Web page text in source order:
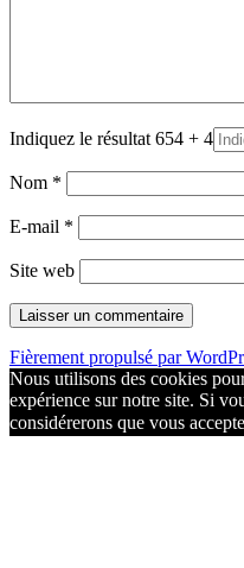
Indiquez le résultat 654 + 4
Nom *
E-mail *
Site web
Fièrement propulsé par
Nous utilisons des cookies
expérience sur notre site. Si
considérerons que vous